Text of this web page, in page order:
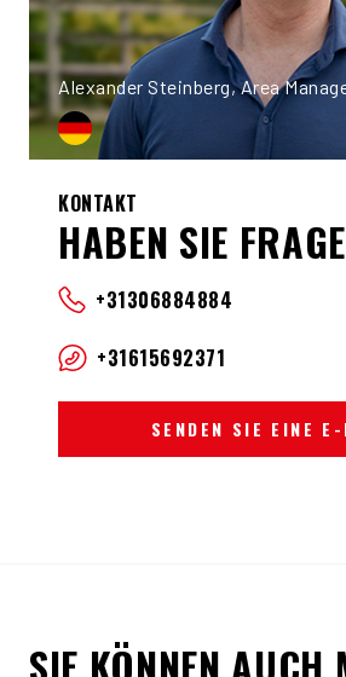
Alexander Steinberg, Area
KONTAKT
HABEN SIE
+31306884884
+31615692371
SENDEN SIE EINE
SIE KÖNNEN AUCH